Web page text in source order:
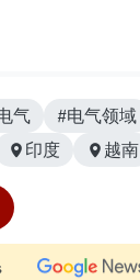
气
#电气领域
印度 越南